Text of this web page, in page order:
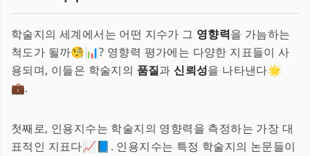
학술지의 세계에서는 어떤 지수가 그 영향력을 가늠하는
척도가 될까🧐📊? 영향력 평가에는 다양한 지표들이 사
용되며, 이들은 학술지의 품질과신뢰성을 나타낸다🌟
💼.
첫째로, 인용지수는 학술지의 영향력을 측정하는 가장 대
표적인 지표다📈📘. 인용지수는 특정 학술지의 논문들이